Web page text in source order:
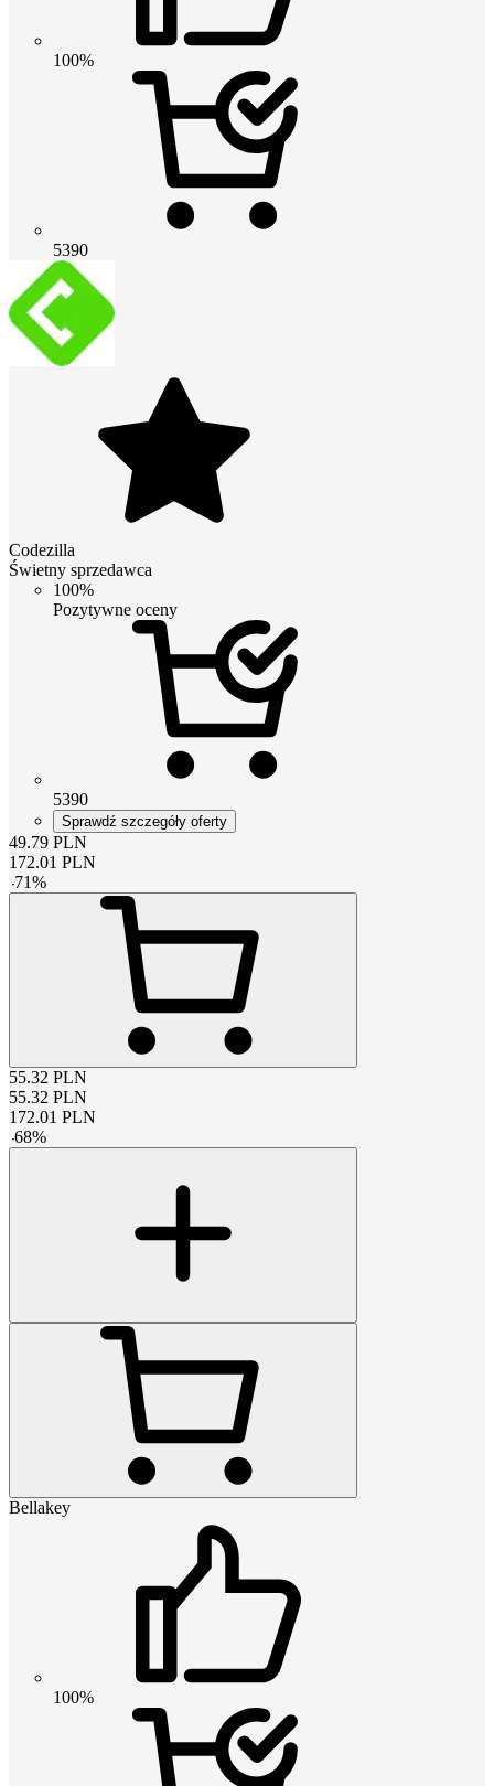
100%
5390
Codezilla
Świetny sprzedawca
100%
Pozytywne oceny
5390
Sprawdź szczegóły oferty
49.79 PLN
172.01 PLN
-71%
55.32 PLN
55.32 PLN
172.01 PLN
-68%
Bellakey
100%